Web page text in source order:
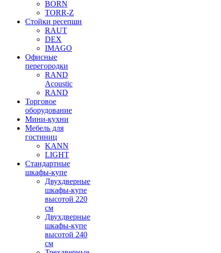
BORN
TORR-Z
Стойки ресепшн
RAUT
DEX
IMAGO
Офисные
перегородки
RAND
Acoustic
RAND
Торговое
оборудование
Мини-кухни
Мебель для
гостиниц
KANN
LIGHT
Стандартные
шкафы-купе
Двухдверные
шкафы-купе
высотой 220
см
Двухдверные
шкафы-купе
высотой 240
см